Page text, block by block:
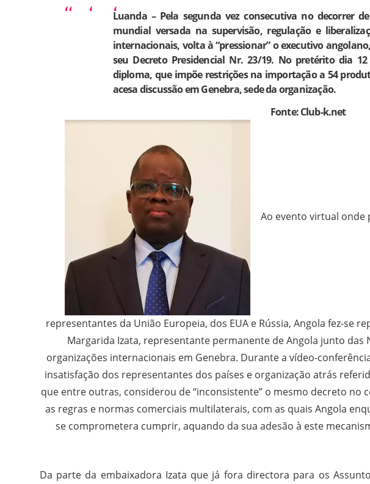
Luanda– Pela segunda vez consecutiva no decorrer
mundial versada na supervisão, regulação e
internacionais, volta à “pressionar” o executivo
seu Decreto Presidencial Nr. 23/19. No pretérito dia
diploma, que impõe restrições na importação a 54
acesa discussão em Genebra, sede da organização.
Fonte: Club-k.net
Ao evento virtual
representantes da União Europeia, dos EUA e Rússia, Angola fez-se
Margarida Izata, representante permanente de Angola junto das
organizações internacionais em Genebra. Durante a vídeo-
insatisfação dos representantes dos países e organização atrás
que entre outras, considerou de “inconsistente” o mesmo decreto no
as regras e normas comerciais multilaterais, com as quais Angola
se comprometera cumprir, aquando da sua adesão à este
Da parte da embaixadora Izata que já fora directora para os